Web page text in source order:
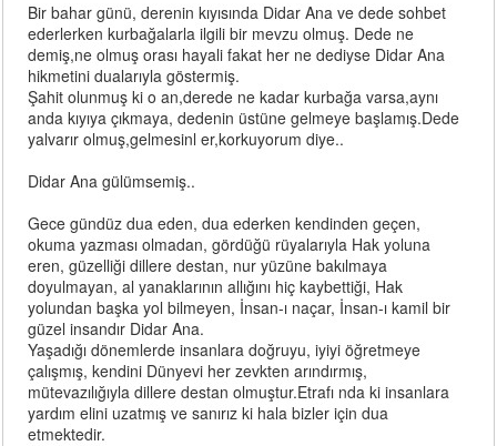
Bir bahar günü, derenin kıyısında Didar Ana ve dede sohbet
ederlerken kurbağalarla ilgili bir mevzu olmuş. Dede ne
demiş,ne olmuş orası hayali fakat her ne dediyse Didar Ana
hikmetini dualarıyla göstermiş.
Şahit olunmuş ki o an,derede ne kadar kurbağa varsa,aynı
anda kıyıya çıkmaya, dedenin üstüne gelmeye başlamış.Dede
yalvarır olmuş,gelmesinl er,korkuyorum diye..
Didar Ana gülümsemiş..
Gece gündüz dua eden, dua ederken kendinden geçen,
okuma yazması olmadan, gördüğü rüyalarıyla Hak yoluna
eren, güzelliği dillere destan, nur yüzüne bakılmaya
doyulmayan, al yanaklarının allığını hiç kaybettiği, Hak
yolundan başka yol bilmeyen, İnsan-ı naçar, İnsan-ı kamil bir
güzel insandır Didar Ana.
Yaşadığı dönemlerde insanlara doğruyu, iyiyi öğretmeye
çalışmış, kendini Dünyevi her zevkten arındırmış,
mütevazılığıyla dillere destan olmuştur.Etrafı nda ki insanlara
yardım elini uzatmış ve sanırız ki hala bizler için dua
etmektedir.